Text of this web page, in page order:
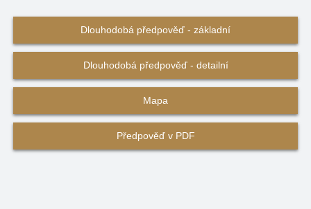
Dlouhodobá předpověď - základní
Dlouhodobá předpověď - detailní
Mapa
Předpověď v PDF